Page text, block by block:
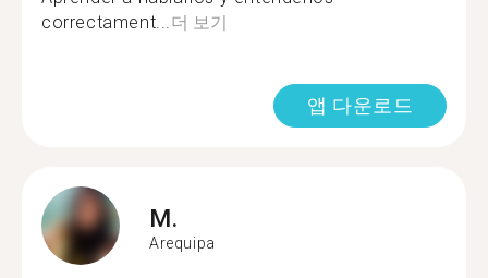
correctament...더 보기
앱 다운로드
M.
Arequipa